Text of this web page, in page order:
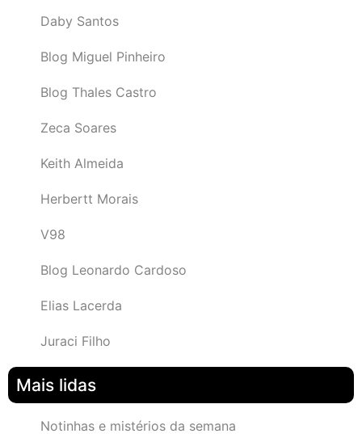
Daby Santos
Blog Miguel Pinheiro
Blog Thales Castro
Zeca Soares
Keith Almeida
Herbertt Morais
V98
Blog Leonardo Cardoso
Elias Lacerda
Juraci Filho
Mais lidas
Notinhas e mistérios da semana